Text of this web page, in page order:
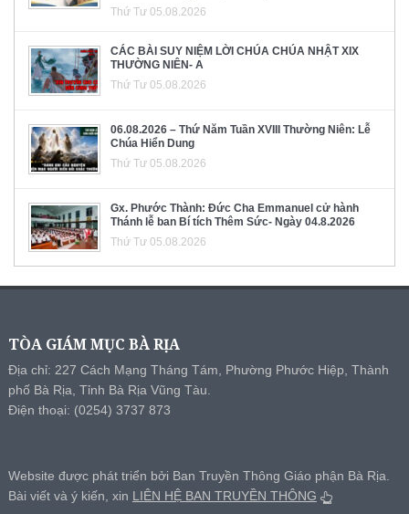
Thứ Tư 05.08.2026
CÁC BÀI SUY NIỆM LỜI CHÚA CHÚA NHẬT XIX
THƯỜNG NIÊN- A
Thứ Tư 05.08.2026
06.08.2026 – Thứ Năm Tuần XVIII Thường Niên: Lễ
Chúa Hiển Dung
Thứ Tư 05.08.2026
Gx. Phước Thành: Đức Cha Emmanuel cử hành
Thánh lễ ban Bí tích Thêm Sức- Ngày 04.8.2026
Thứ Tư 05.08.2026
TÒA GIÁM MỤC BÀ RỊA
Địa chỉ: 227 Cách Mạng Tháng Tám, Phường Phước Hiệp, Thành
phố Bà Rịa, Tỉnh Bà Rịa Vũng Tàu.
Điện thoại: (0254) 3737 873
Website được phát triển bởi Ban Truyền Thông Giáo phận Bà Rịa.
Bài viết và ý kiến, xin LIÊN HỆ BAN TRUYỀN THÔNG